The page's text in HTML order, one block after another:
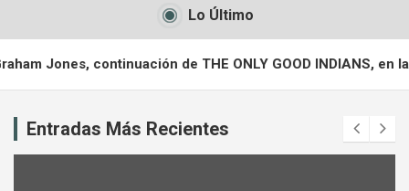
Lo Último
de THE ONLY GOOD INDIANS, en la que la
Entradas Más Recientes